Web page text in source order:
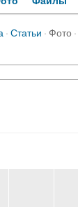
·Статьи ·Фото·